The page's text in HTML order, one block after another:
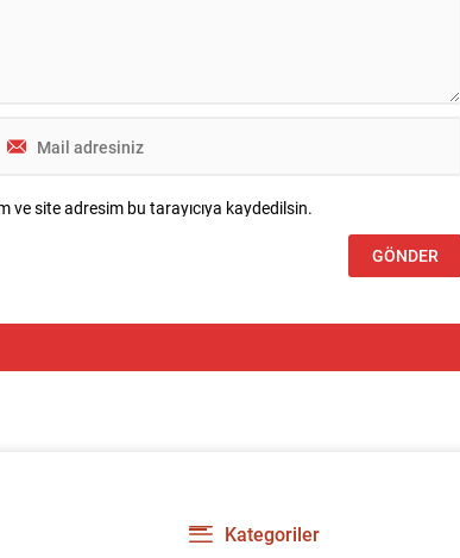
ve site adresim bu tarayıcıya kaydedilsin.
Kategoriler